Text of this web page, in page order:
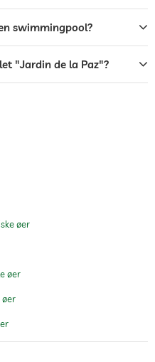
swimmingpool?
"Jardin de la Paz"?
øer
øer
øer